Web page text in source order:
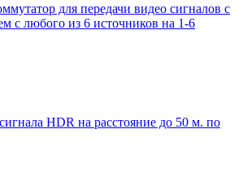
для передачи видео сигналов с
с любого из 6 источников на 1-6
HDR на расстояние до 50 м. по